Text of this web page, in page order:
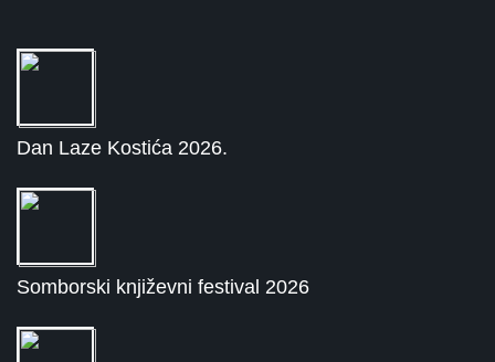
Dan Laze Kostića 2026.
Somborski književni festival 2026